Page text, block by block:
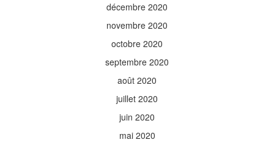
décembre 2020
novembre 2020
octobre 2020
septembre 2020
août 2020
juillet 2020
juin 2020
mai 2020